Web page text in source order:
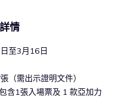
情
至3月16日
（需出示證明文件）
含1張入場票及 1 款亞加力